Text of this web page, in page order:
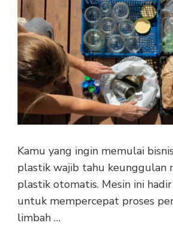
Kamu yang ingin memulai
plastik wajib tahu keunggulan
plastik otomatis. Mesin ini
untuk mempercepat proses
limbah …